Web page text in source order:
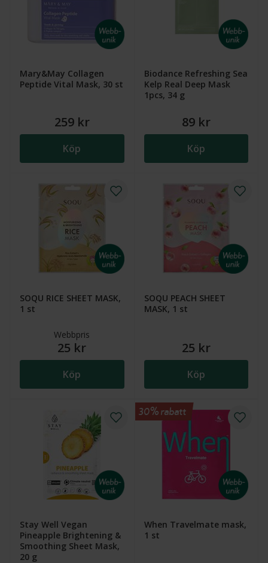
Mary&May Collagen
Peptide Vital Mask, 30 st
259 kr
Köp
Biodance Refreshing Sea
Kelp Real Deep Mask
1pcs, 34 g
89 kr
Köp
SOQU RICE SHEET MASK,
1 st
Webbpris
25 kr
Köp
SOQU PEACH SHEET
MASK, 1 st
25 kr
Köp
Stay Well Vegan
Pineapple Brightening &
Smoothing Sheet Mask,
20 g
When Travelmate mask,
1 st
30% rabatt